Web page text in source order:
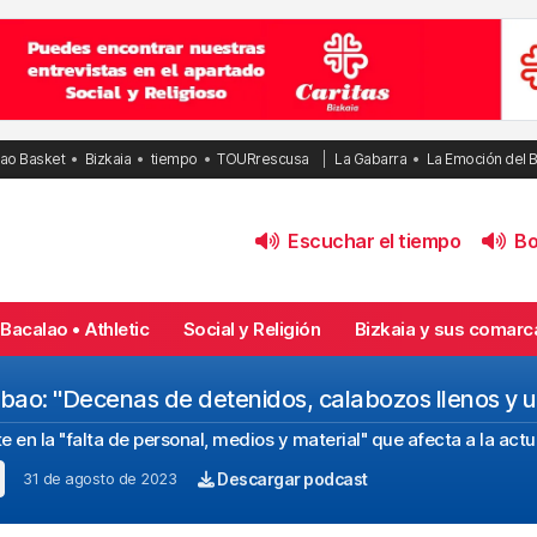
Basket Bizkaia tiempo TOURrescusa La Gabarra La Emoción del
Escuchar el tiempo
Bacalao • Athletic Social y Religión Bizkaia y sus
"Decenas de detenidos, calabozos llenos y
en la "falta de personal, medios y material" que afecta a la
31 de agosto de 2023 Descargar podcast